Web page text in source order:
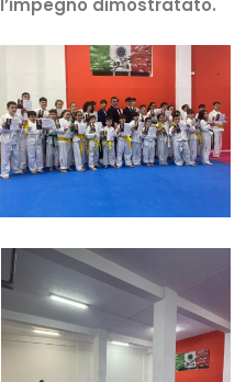
l’impegno dimostratato.